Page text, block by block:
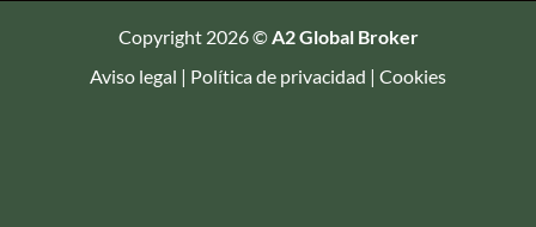
Copyright 2026 ©A2 Global Broker
Aviso legal | Política de privacidad | Cookies